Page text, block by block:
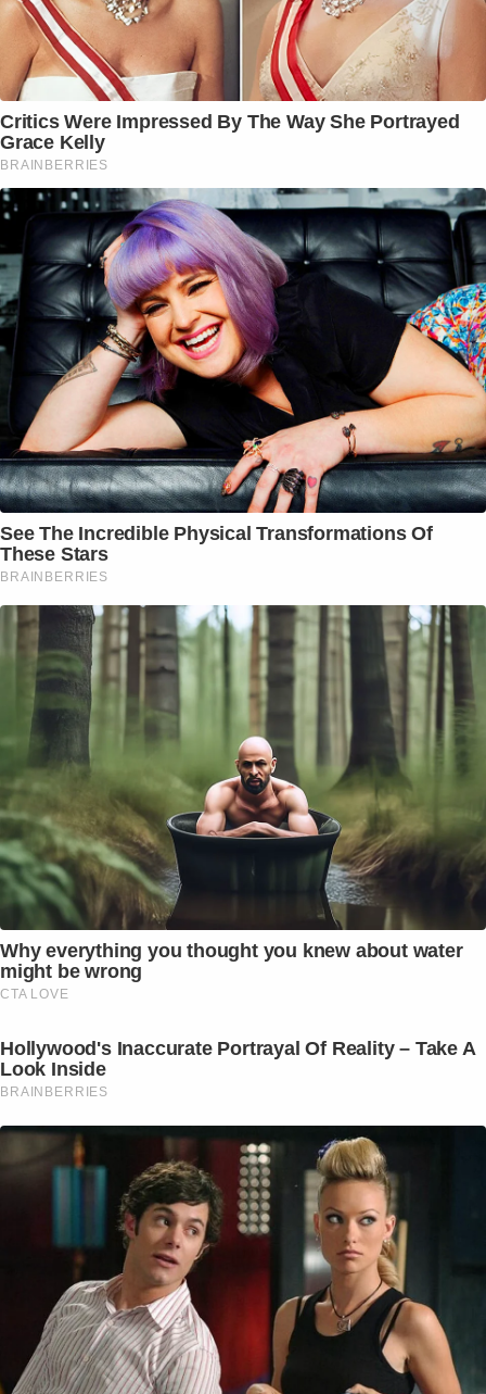
Critics Were Impressed By The Way She Portrayed
Grace Kelly
BRAINBERRIES
See The Incredible Physical Transformations Of
These Stars
BRAINBERRIES
Why everything you thought you knew about water
might be wrong
CTA LOVE
Hollywood's Inaccurate Portrayal Of Reality – Take A
Look Inside
BRAINBERRIES